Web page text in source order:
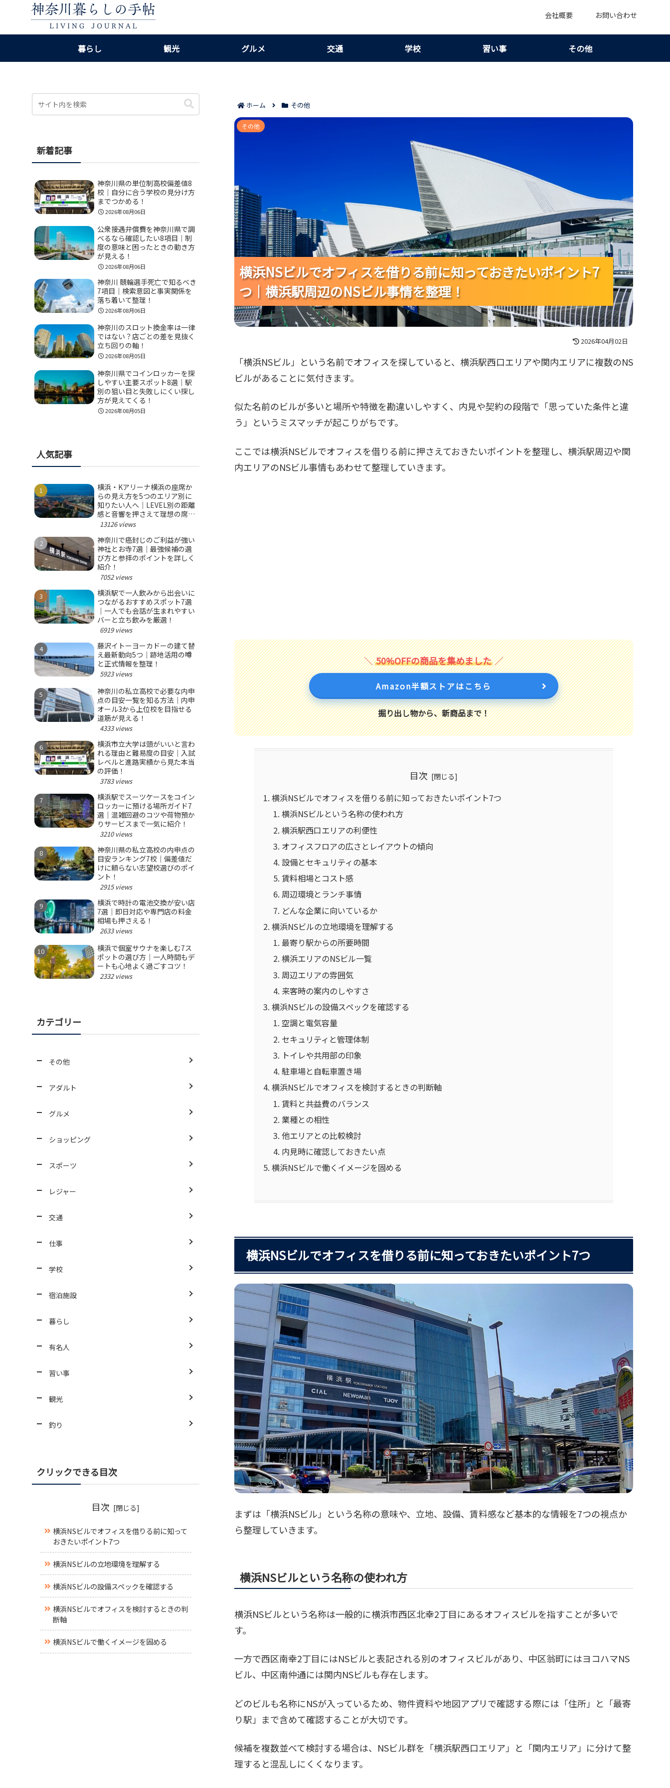
会社概要 お問い合わせ
暮らし 観光 グルメ 交通 学校 習い事 その他
ホーム その他
横浜NSビルでオフィスを借りる前に知っておきたいポイント7つ｜横浜駅周辺のNSビル事情を整理！
横浜NSビルでオフィスを借りる前に知っておきたいポイント7
つ｜横浜駅周辺のNSビル事情を整理！
横浜NSビルでオフィスを借りる前に知っておきたいポイント7
つ｜横浜駅周辺のNSビル事情を整理！
横浜NSビルでオフィスを借りる前に知っておきたいポイント7
つ｜横浜駅周辺のNSビル事情を整理！
その他
2026年04月02日
「横浜NSビル」という名前でオフィスを探していると、横浜駅西口エリアや関内エリアに複数のNS
ビルがあることに気付きます。
似た名前のビルが多いと場所や特徴を勘違いしやすく、内見や契約の段階で「思っていた条件と違
う」というミスマッチが起こりがちです。
ここでは横浜NSビルでオフィスを借りる前に押さえておきたいポイントを整理し、横浜駅周辺や関
内エリアのNSビル事情もあわせて整理していきます。
50%OFFの商品を集めました
Amazon半額ストアはこちら
掘り出し物から、新商品まで！
目次
横浜NSビルでオフィスを借りる前に知っておきたいポイント7つ
横浜NSビルという名称の使われ方
横浜駅西口エリアの利便性
オフィスフロアの広さとレイアウトの傾向
設備とセキュリティの基本
賃料相場とコスト感
周辺環境とランチ事情
どんな企業に向いているか
横浜NSビルの立地環境を理解する
最寄り駅からの所要時間
横浜エリアのNSビル一覧
周辺エリアの雰囲気
来客時の案内のしやすさ
横浜NSビルの設備スペックを確認する
空調と電気容量
セキュリティと管理体制
トイレや共用部の印象
駐車場と自転車置き場
横浜NSビルでオフィスを検討するときの判断軸
賃料と共益費のバランス
業種との相性
他エリアとの比較検討
内見時に確認しておきたい点
横浜NSビルで働くイメージを固める
横浜NSビルでオフィスを借りる前に知っておきたいポイント7つ
まずは「横浜NSビル」という名称の意味や、立地、設備、賃料感など基本的な情報を7つの視点か
ら整理していきます。
横浜NSビルという名称の使われ方
横浜NSビルという名称は一般的に横浜市西区北幸2丁目にあるオフィスビルを指すことが多いで
す。
一方で西区南幸2丁目にはNSビルと表記される別のオフィスビルがあり、中区翁町にはヨコハマNS
ビル、中区南仲通には関内NSビルも存在します。
どのビルも名称にNSが入っているため、物件資料や地図アプリで確認する際には「住所」と「最寄
り駅」まで含めて確認することが大切です。
候補を複数並べて検討する場合は、NSビル群を「横浜駅西口エリア」と「関内エリア」に分けて整
理すると混乱しにくくなります。
新着記事
神奈川県の単位制高校偏差値8
校｜自分に合う学校の見分け方
までつかめる！
2026年08月06日
公衆接遇弁償費を神奈川県で調
べるなら確認したい8項目｜制
度の意味と困ったときの動き方
が見える！
2026年08月06日
神奈川 競輪選手死亡で知るべき
7項目｜検索意図と事実関係を
落ち着いて整理！
2026年08月06日
神奈川のスロット換金率は一律
ではない？店ごとの差を見抜く
立ち回りの軸！
2026年08月05日
神奈川県でコインロッカーを探
しやすい主要スポット8選｜駅
別の狙い目と失敗しにくい探し
方が見えてくる！
2026年08月05日
人気記事
横浜・Kアリーナ横浜の座席か
らの見え方を5つのエリア別に
知りたい人へ｜LEVEL別の距離
感と音響を押さえて理想の席を
選ぼう！
13126 views
神奈川で癌封じのご利益が強い
神社とお寺7選｜最強候補の選
び方と参拝のポイントを詳しく
紹介！
7052 views
横浜駅で一人飲みから出会いに
つながるおすすめスポット7選
｜一人でも会話が生まれやすい
バーと立ち飲みを厳選！
6919 views
藤沢イトーヨーカドーの建て替
え最新動向5つ｜跡地活用の噂
と正式情報を整理！
5923 views
神奈川の私立高校で必要な内申
点の目安一覧を知る方法｜内申
オール3から上位校を目指せる
道筋が見える！
4333 views
横浜市立大学は頭がいいと言わ
れる理由と難易度の目安｜入試
レベルと進路実績から見た本当
の評価！
3783 views
横浜駅でスーツケースをコイン
ロッカーに預ける場所ガイド7
選｜混雑回避のコツや荷物預か
りサービスまで一気に紹介！
3210 views
神奈川県の私立高校の内申点の
目安ランキング7校｜偏差値だ
けに頼らない志望校選びのポイ
ント！
2915 views
横浜で時計の電池交換が安い店
7選｜即日対応や専門店の料金
相場も押さえる！
2633 views
横浜で個室サウナを楽しむ7ス
ポットの選び方｜一人時間もデ
ートも心地よく過ごすコツ！
2332 views
カテゴリー
その他
アダルト
グルメ
ショッピング
スポーツ
レジャー
交通
仕事
学校
宿泊施設
暮らし
有名人
習い事
観光
釣り
クリックできる目次
目次
横浜NSビルでオフィスを借りる前に知って
おきたいポイント7つ
横浜NSビルの立地環境を理解する
横浜NSビルの設備スペックを確認する
横浜NSビルでオフィスを検討するときの判
断軸
横浜NSビルで働くイメージを固める